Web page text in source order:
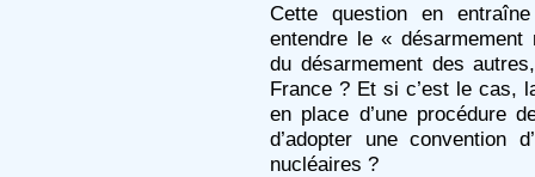
Cette question en
entendre le « désarmement
du désarmement des
France ? Et si c’est le cas,
en place d’une procédure
d’adopter une convention
nucléaires ?